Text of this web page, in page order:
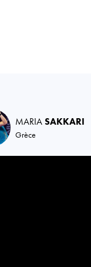
MARIASAKKARI
Grèce